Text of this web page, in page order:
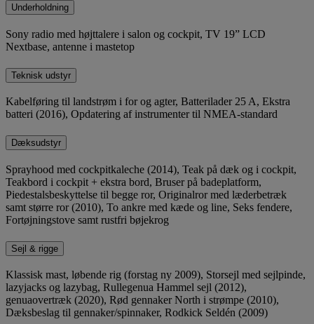
Underholdning
Sony radio med højttalere i salon og cockpit, TV 19” LCD
Nextbase, antenne i mastetop
Teknisk udstyr
Kabelføring til landstrøm i for og agter, Batterilader 25 A, Ekstra
batteri (2016), Opdatering af instrumenter til NMEA-standard
Dæksudstyr
Sprayhood med cockpitkaleche (2014), Teak på dæk og i cockpit,
Teakbord i cockpit + ekstra bord, Bruser på badeplatform,
Piedestalsbeskyttelse til begge ror, Originalror med læderbetræk
samt større ror (2010), To ankre med kæde og line, Seks fendere,
Fortøjningstove samt rustfri bøjekrog
Sejl & rigge
Klassisk mast, løbende rig (forstag ny 2009), Storsejl med sejlpinde,
lazyjacks og lazybag, Rullegenua Hammel sejl (2012),
genuaovertræk (2020), Rød gennaker North i strømpe (2010),
Dæksbeslag til gennaker/spinnaker, Rodkick Seldén (2009)